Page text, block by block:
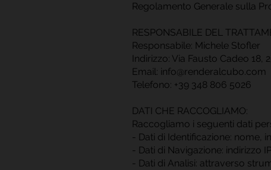
Regolamento Generale sulla
RESPONSABILE DEL
Responsabile: Michele Stofler
Indirizzo: Via Fausto Cadeo 18,
Email: info@renderalcubo.com
Telefono: +39 348 806 5026
DATI CHE RACCOGLIAMO:
Raccogliamo i seguenti dati
- Dati di Identificazione: nome,
- Dati di Navigazione: indirizzo
- Dati di Analisi: attraverso